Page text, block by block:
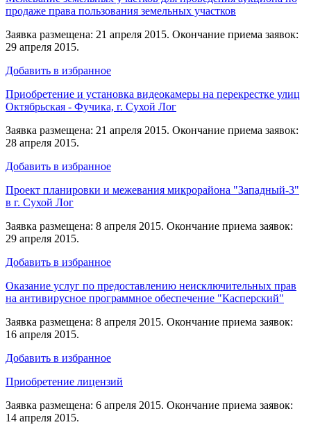
продаже права пользования земельных участков
Заявка размещена: 21 апреля 2015. Окончание приема заявок:
29 апреля 2015.
Добавить в избранное
Приобретение и установка видеокамеры на перекрестке улиц
Октябрьская - Фучика, г. Сухой Лог
Заявка размещена: 21 апреля 2015. Окончание приема заявок:
28 апреля 2015.
Добавить в избранное
Проект планировки и межевания микрорайона "Западный-3"
в г. Сухой Лог
Заявка размещена: 8 апреля 2015. Окончание приема заявок:
29 апреля 2015.
Добавить в избранное
Оказание услуг по предоставлению неисключительных прав
на антивирусное программное обеспечение "Касперский"
Заявка размещена: 8 апреля 2015. Окончание приема заявок:
16 апреля 2015.
Добавить в избранное
Приобретение лицензий
Заявка размещена: 6 апреля 2015. Окончание приема заявок:
14 апреля 2015.